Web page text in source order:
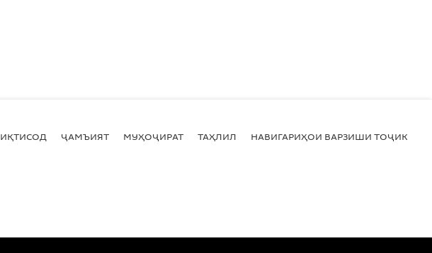
ИҚТИСОД ҶАМЪИЯТ МУҲОҶИРАТ ТАҲЛИЛ НАВИГАРИҲОИ ВАРЗИШИ